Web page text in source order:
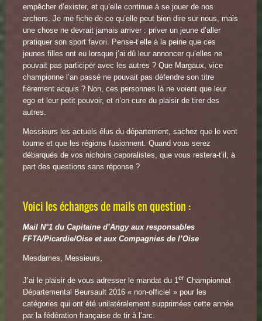
empêcher d’exister, et qu’elle continue à se jouer de nos
archers. Je me fiche de ce qu’elle peut bien dire sur nous, mais
une chose ne devrait jamais arriver : priver un jeune d’aller
pratiquer son sport favori. Pense-t’elle à la peine que ces
jeunes filles ont eu lorsque j’ai dû leur annoncer qu’elles ne
pouvait pas participer avec les autres ? Que Margaux, vice
championne l’an passé ne pouvait pas défendre son titre
fièrement acquis ? Non, ces personnes là ne voient que leur
ego et leur petit pouvoir, et n’on cure du plaisir de tirer des
autres.
Messieurs les actuels élus du département, sachez que le vent
tourne et que les régions fusionnent. Quand vous serez
débarqués de vos nichoirs caporalistes, que vous restera-t’il, à
part des questions sans réponse ?
Voici les échanges de mails en question :
Mail N°1 du Capitaine d’Angy aux responsables
FFTA/Picardie/Oise et aux Compagnies de l’Oise
Mesdames, Messieurs,
J’ai le plaisir de vous adresser le mandat du 1er Championnat
Départemental Beursault 2016 « non-officiel » pour les
catégories qui ont été unilatéralement supprimées cette année
par la fédération française de tir à l’arc.